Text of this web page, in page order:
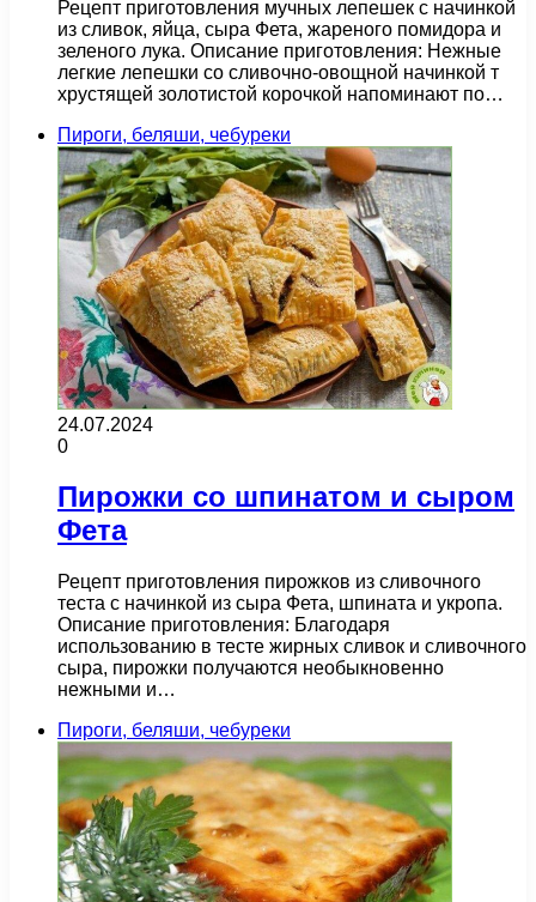
Рецепт приготовления мучных лепешек с начинкой
из сливок, яйца, сыра Фета, жареного помидора и
зеленого лука. Описание приготовления: Нежные
легкие лепешки со сливочно-овощной начинкой т
хрустящей золотистой корочкой напоминают по…
Пироги, беляши, чебуреки
24.07.2024
0
Пирожки со шпинатом и сыром
Фета
Рецепт приготовления пирожков из сливочного
теста с начинкой из сыра Фета, шпината и укропа.
Описание приготовления: Благодаря
использованию в тесте жирных сливок и сливочного
сыра, пирожки получаются необыкновенно
нежными и…
Пироги, беляши, чебуреки